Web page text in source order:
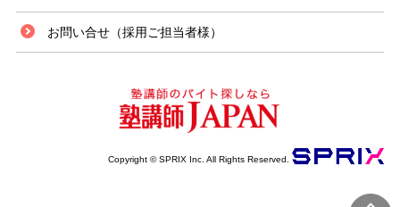
お問い合せ（採用ご担当者様）
Copyright © SPRIX Inc. All Rights Reserved.